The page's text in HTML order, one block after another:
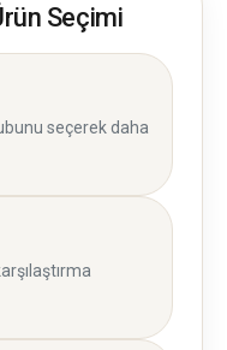
Seçimi
seçerek daha